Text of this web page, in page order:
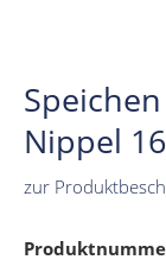
Nippel
zur